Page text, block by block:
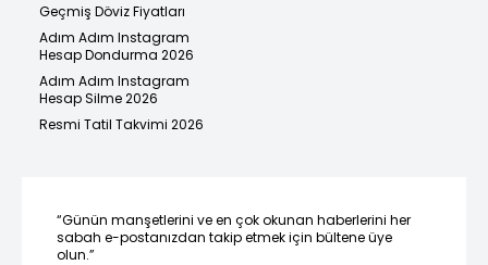
Geçmiş Döviz Fiyatları
Adım Adım Instagram
Hesap Dondurma 2026
Adım Adım Instagram
Hesap Silme 2026
Resmi Tatil Takvimi 2026
“Günün manşetlerini ve en çok okunan haberlerini her
sabah e-postanızdan takip etmek için bültene üye
olun.”